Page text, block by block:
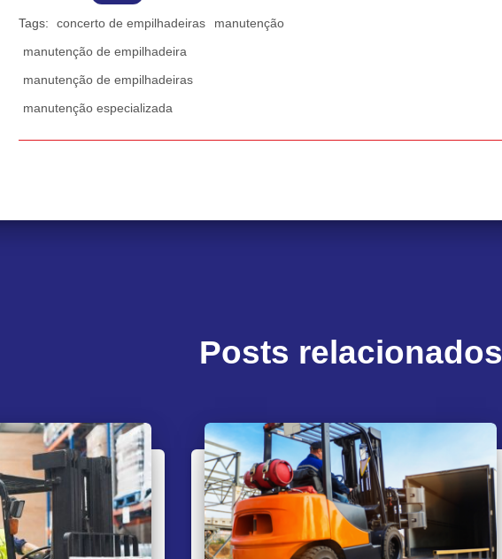
Tags: concerto de empilhadeiras
manutenção
manutenção de empilhadeira
manutenção de empilhadeiras
manutenção especializada
Posts relacionados